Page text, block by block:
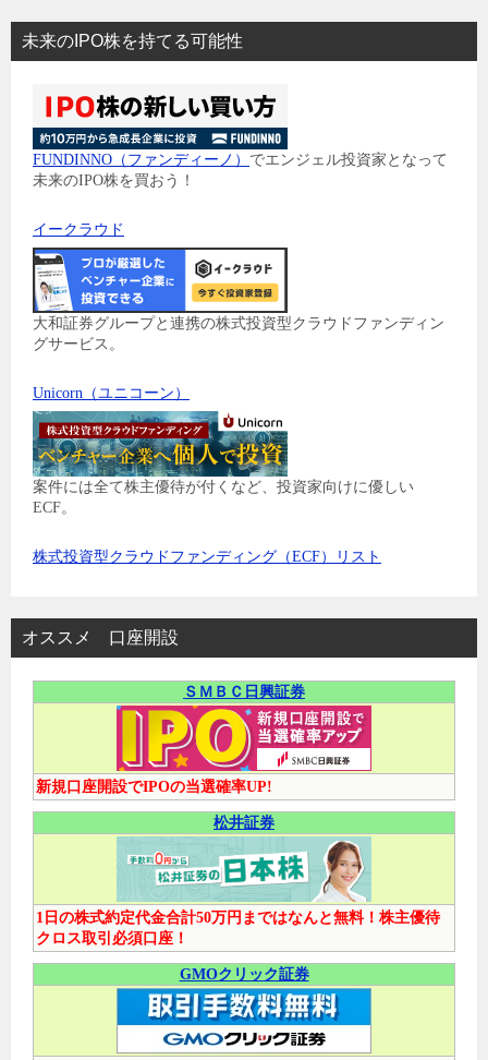
未来のIPO株を持てる可能性
FUNDINNO（ファンディーノ） でエンジェル投資家となって
未来のIPO株を買おう！
イークラウド
大和証券グループと連携の株式投資型クラウドファンディン
グサービス。
Unicorn（ユニコーン）
案件には全て株主優待が付くなど、投資家向けに優しい
ECF。
株式投資型クラウドファンディング（ECF）リスト
オススメ 口座開設
ＳＭＢＣ日興証券
新規口座開設でIPOの当選確率UP!
松井証券
1日の株式約定代金合計50万円まではなんと無料！株主優待
クロス取引必須口座！
GMOクリック証券